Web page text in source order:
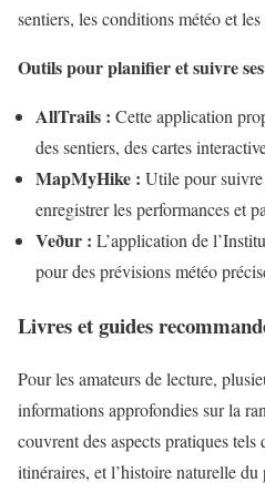
sentiers, les conditions météo et
Outils pour planifier et suivre
AllTrails : Cette application
des sentiers, des cartes
MapMyHike : Utile pour suivre
enregistrer les performances et
Veður : L’application de
pour des prévisions météo
Livres et guides
Pour les amateurs de lecture,
informations approfondies sur la
couvrent des aspects pratiques
itinéraires, et l’histoire naturelle du